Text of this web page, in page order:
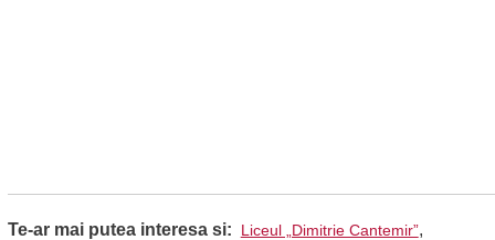
Te-ar mai putea interesa si: Liceul „Dimitrie Cantemir”,